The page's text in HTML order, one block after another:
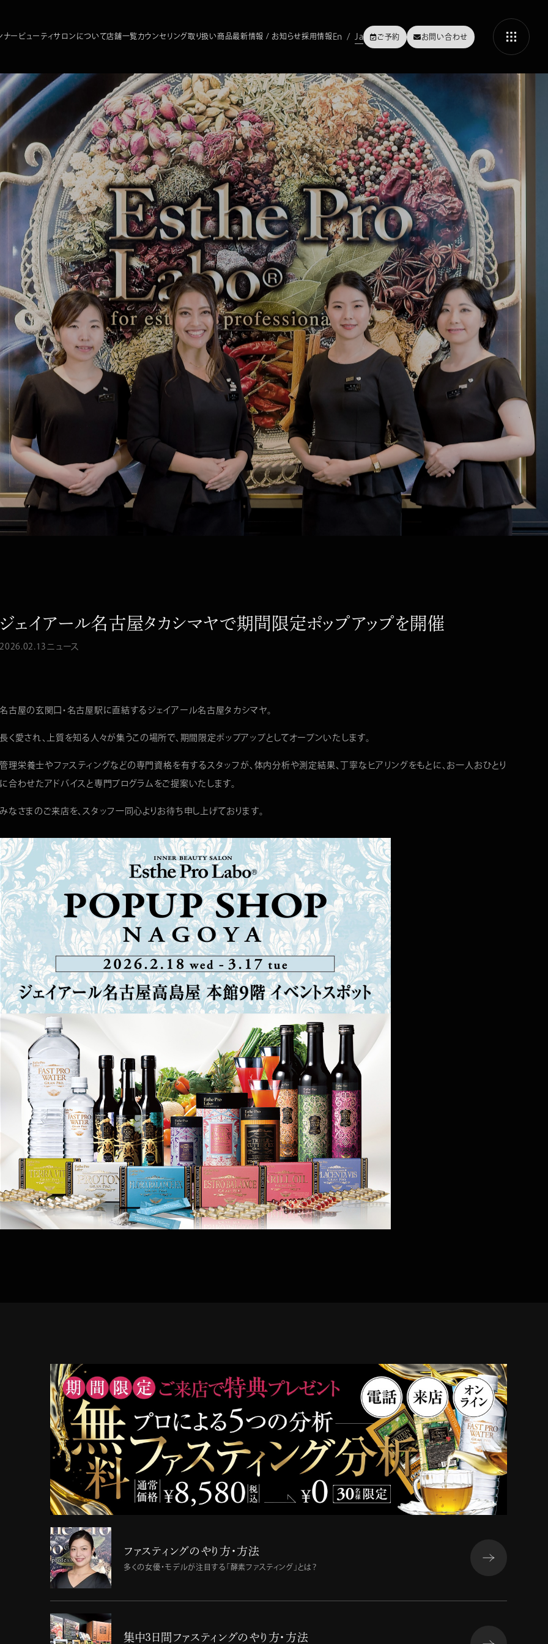
ナービューティサロンについて店舗一覧 カウンセリング 取り扱い商品最新情報 / お知らせ採用情報 En Ja ご予約 お問い合わせ
ジェイアール名古屋タカシマヤで期間限定ポップアップを開催
2026.02.13 ニュース
名古屋の玄関口・名古屋駅に直結するジェイアール名古屋タカシマヤ。
長く愛され、上質を知る人々が集うこの場所で、期間限定ポップアップとしてオープンいたします。
管理栄養士やファスティングなどの専門資格を有するスタッフが、体内分析や測定結果、丁寧なヒアリングをもとに、お一人おひとり
に合わせたアドバイスと専門プログラムをご提案いたします。
みなさまのご来店を、スタッフ一同心よりお待ち申し上げております。
ファスティングのやり方・方法
多くの女優・モデルが注目する「酵素ファスティング」とは？
集中３日間ファスティングの やり方・方法
ロンについて
エステプロ・ラボ 仙台ロフト エステプロ・ラボ 銀座
エステプロ・ラボ 六本木 エステプロ・ラボ 青山
エステプロ・ラボ 新宿南口 エステプロ・ラボ 日本橋
由が丘 エステプロ・ラボ 麻布台 エステプロ・ラボ 宇都宮
エステプロ・ラボ 新潟 エステプロ・ラボ 川口
う横浜 エステプロ・ラボ 名古屋 エステプロ・ラボ 静岡
斎橋 エステプロ・ラボ 梅田 エステプロ・ラボ 天王寺
エステプロ・ラボ ジェイアール京都伊勢丹 エステプロ・ラボ 神戸
エステプロ・ラボ 熊本 エステプロ・ラボ 沖縄
ファスティングについて
酵素ファスティングの方法・やり方
「ファスティング」でよくある質問
集中３日間ファスティングプログラムのやり方・方法
必読！集中３日間ファスティングの過ごし方
ファスティング用語辞典